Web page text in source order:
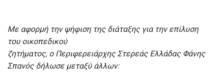
Με αφορμή την ψήφιση της διάταξης για την επίλυση
του οικοπεδικού
ζητήματος, ο Περιφερειάρχης Στερεάς Ελλάδας Φάνης
Σπανός δήλωσε μεταξύ άλλων: